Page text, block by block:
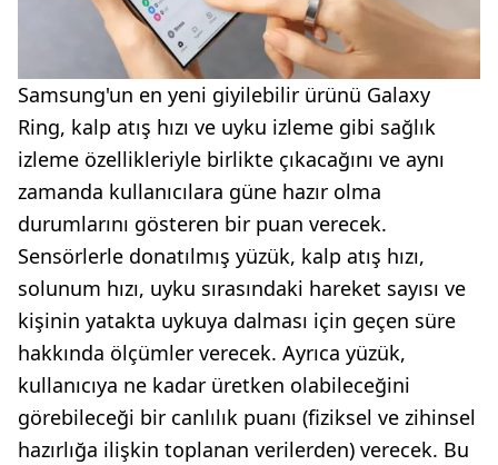
Samsung'un en yeni giyilebilir ürünü Galaxy
Ring, kalp atış hızı ve uyku izleme gibi sağlık
izleme özellikleriyle birlikte çıkacağını ve aynı
zamanda kullanıcılara güne hazır olma
durumlarını gösteren bir puan verecek.
Sensörlerle donatılmış yüzük, kalp atış hızı,
solunum hızı, uyku sırasındaki hareket sayısı ve
kişinin yatakta uykuya dalması için geçen süre
hakkında ölçümler verecek. Ayrıca yüzük,
kullanıcıya ne kadar üretken olabileceğini
görebileceği bir canlılık puanı (fiziksel ve zihinsel
hazırlığa ilişkin toplanan verilerden) verecek. Bu